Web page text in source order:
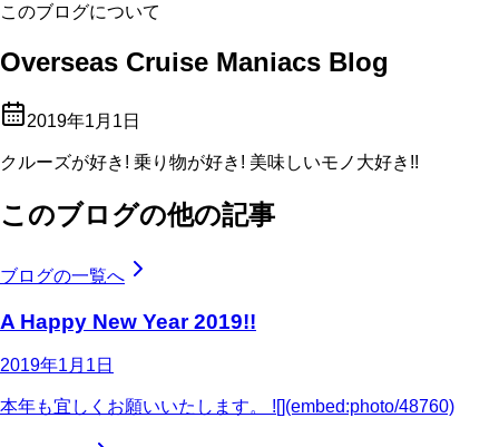
このブログについて
Overseas Cruise Maniacs Blog
2019年1月1日
クルーズが好き! 乗り物が好き! 美味しいモノ大好き!!
このブログの他の記事
ブログの一覧へ
A Happy New Year 2019!!
2019年1月1日
本年も宜しくお願いいたします。 ![](embed:photo/48760)